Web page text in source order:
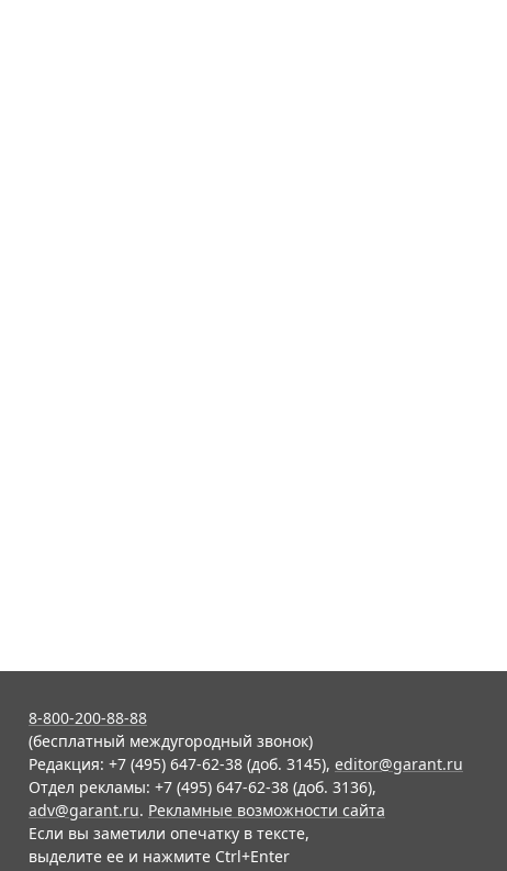
8-800-200-88-88
(бесплатный междугородный звонок)
Редакция: +7 (495) 647-62-38 (доб. 3145), editor@garant.ru
Отдел рекламы: +7 (495) 647-62-38 (доб. 3136),
adv@garant.ru. Рекламные возможности сайта
Если вы заметили опечатку в тексте,
выделите ее и нажмите Ctrl+Enter